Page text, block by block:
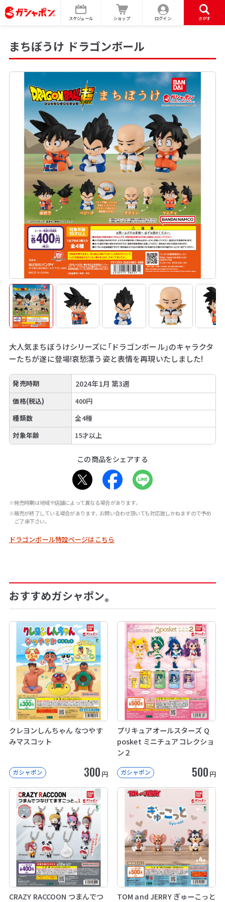
スケジュール ショップ ログイン さがす
まちぼうけ ドラゴンボール
大人気まちぼうけシリーズに「ドラゴンボール」のキャラクタ
ーたちが遂に登場!哀愁漂う姿と表情を再現いたしました!
発売時期 2024年1月 第3週
価格(税込)
400円
種類数
全4種
対象年齢
15才以上
この商品をシェアする
※発売時期は地域や店舗によって異なる場合があります。
※販売が終了している場合があります。お問い合わせ頂いても対応致しかねますので予め
ご了承下さい。
ドラゴンボール特設ページはこちら
おすすめガシャポン®
クレヨンしんちゃん なつやす
みマスコット
ガシャポン 300 円
プリキュアオールスターズ Q
posket ミニチュアコレクショ
ン２
ガシャポン 500 円
CRAZY RACCOON つまんでつ TOM and JERRY ぎゅーこっと